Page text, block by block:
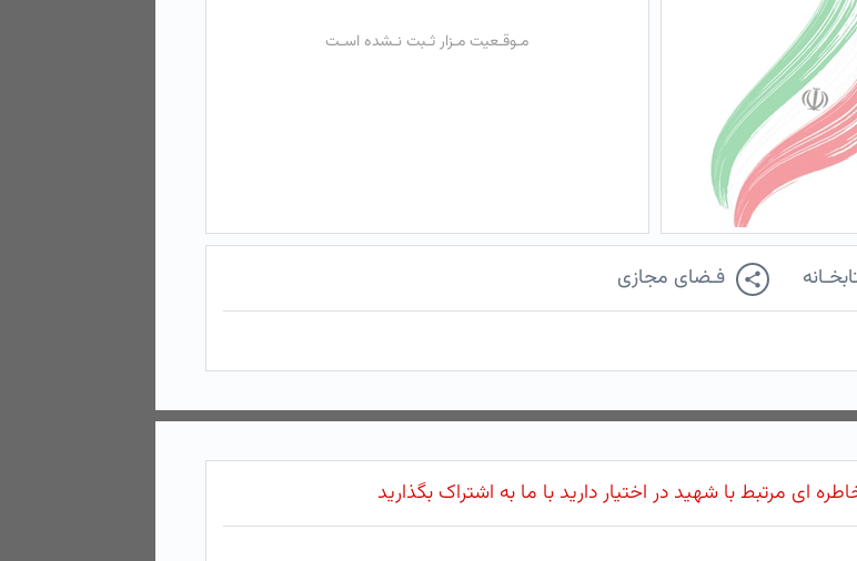
مـوقـعیت مـزار ثـبت نـشده اسـت
فـضای مجازی
ای مرتبط با شهید در اختیار دارید با ما به اشتراک بگذارید